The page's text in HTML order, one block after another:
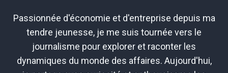
Passionnée d'économie et d'entreprise depuis ma
tendre jeunesse, je me suis tournée vers le
journalisme pour explorer et raconter les
dynamiques du monde des affaires. Aujourd'hui,